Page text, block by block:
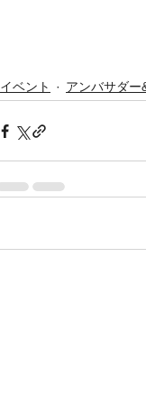
イベント アンバサダー